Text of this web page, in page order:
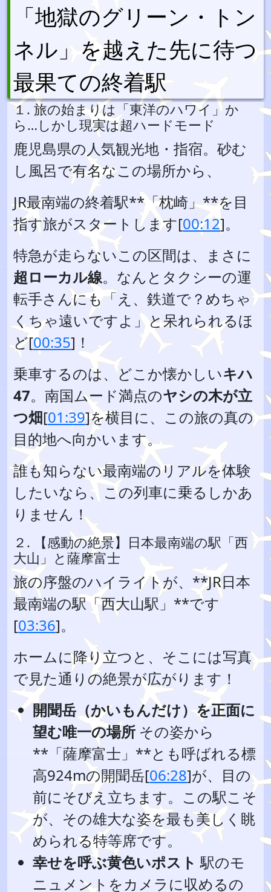
「地獄のグリーン・トン
ネル」を越えた先に待つ
最果ての終着駅
１. 旅の始まりは「東洋のハワイ」か
ら…しかし現実は超ハードモード
鹿児島県の人気観光地・指宿。砂む
し風呂で有名なこの場所から、
JR最南端の終着駅**「枕崎」**を目
指す旅がスタートします[00:12]。
特急が走らないこの区間は、まさに
超ローカル線。なんとタクシーの運
転手さんにも「え、鉄道で？めちゃ
くちゃ遠いですよ」と呆れられるほ
ど[00:35]！
乗車するのは、どこか懐かしいキハ
47。南国ムード満点のヤシの木が立
つ畑[01:39]を横目に、この旅の真の
目的地へ向かいます。
誰も知らない最南端のリアルを体験
したいなら、この列車に乗るしかあ
りません！
２. 【感動の絶景】日本最南端の駅「西
大山」と薩摩富士
旅の序盤のハイライトが、**JR日本
最南端の駅「西大山駅」**です
[03:36]。
ホームに降り立つと、そこには写真
で見た通りの絶景が広がります！
開聞岳（かいもんだけ）を正面に
望む唯一の場所 その姿から
**「薩摩富士」**とも呼ばれる標
高924mの開聞岳[06:28]が、目の
前にそびえ立ちます。この駅こそ
が、その雄大な姿を最も美しく眺
められる特等席です。
幸せを呼ぶ黄色いポスト 駅のモ
ニュメントをカメラに収めるの